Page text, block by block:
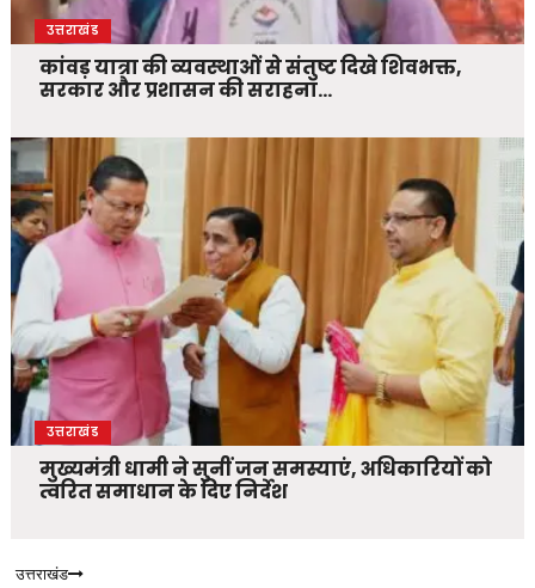
उत्तराखंड
कांवड़ यात्रा की व्यवस्थाओं से संतुष्ट दिखे शिवभक्त,
सरकार और प्रशासन की सराहना…
उत्तराखंड
मुख्यमंत्री धामी ने सुनीं जन समस्याएं, अधिकारियों को
त्वरित समाधान के दिए निर्देश
उत्तराखंड